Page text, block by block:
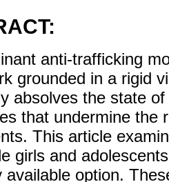
anti-trafficking
grounded in a rigid
absolves the state
that undermine the
This article
girls and
available option.